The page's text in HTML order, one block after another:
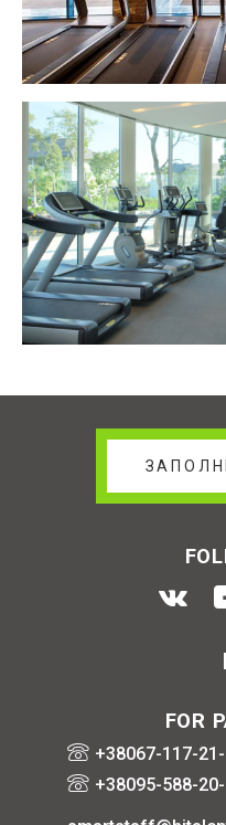
FOR
+38067-117-
+38095-588-